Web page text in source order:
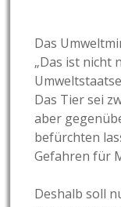
Das
„Das ist nicht
Das Tier sei
aber
befürchten
Gefahren für
Deshalb soll